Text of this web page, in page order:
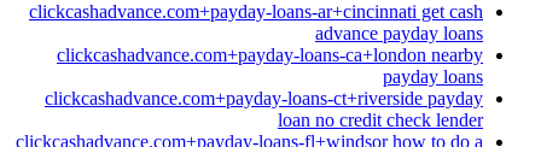
clickcashadvance.com+payday-loans-ar+cincinnati get cash
advance payday loans
clickcashadvance.com+payday-loans-ca+london nearby
payday loans
clickcashadvance.com+payday-loans-ct+riverside payday
loan no credit check lender
clickcashadvance.com+payday-loans-fl+windsor how to do a